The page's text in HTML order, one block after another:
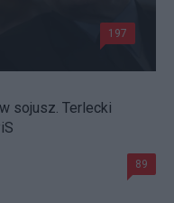
197
sojusz. Terlecki
89